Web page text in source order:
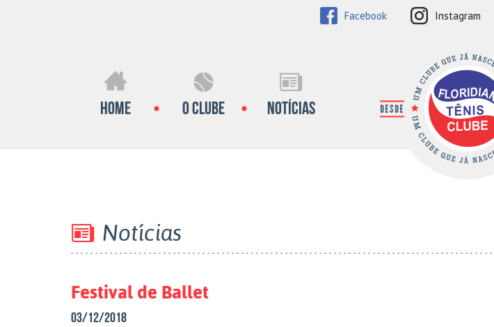
Facebook Instagram
Home O Clube Notícias
Notícias
Festival de Ballet
03/12/2018